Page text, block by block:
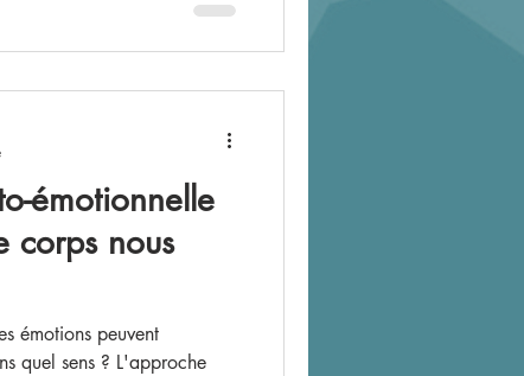
émotionnelle
corps nous
émotions peuvent
quel sens ? L'approche